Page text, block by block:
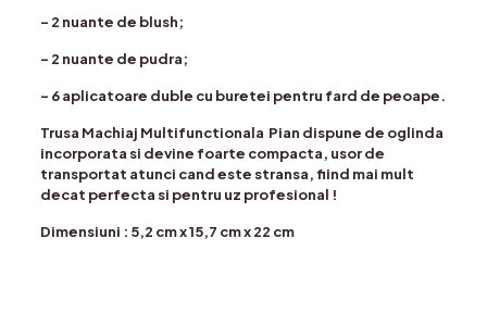
– 2 nuante de blush;
– 2 nuante de pudra;
– 6 aplicatoare duble cu buretei pentru fard de peoape.
Trusa Machiaj Multifunctionala Pian dispune de oglinda
incorporata si devine foarte compacta, usor de
transportat atunci cand este stransa, fiind mai mult
decat perfecta si pentru uz profesional !
Dimensiuni : 5,2 cm x 15,7 cm x 22 cm